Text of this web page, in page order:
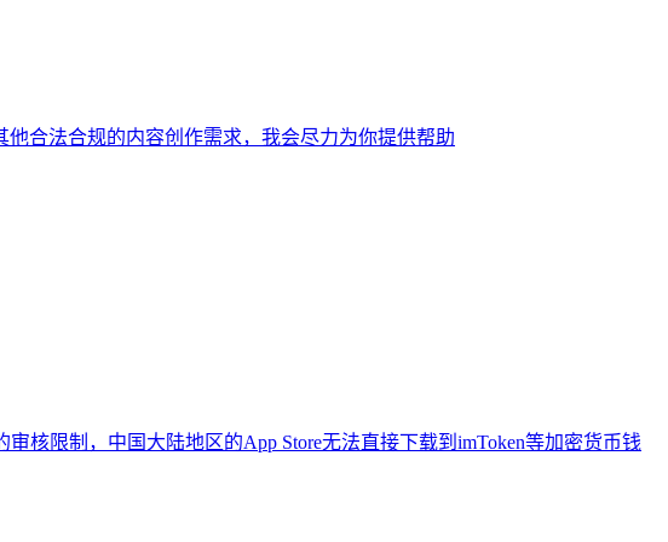
合法合规的内容创作需求，我会尽力为你提供帮助
核限制，中国大陆地区的App Store无法直接下载到imToken等加密货币钱